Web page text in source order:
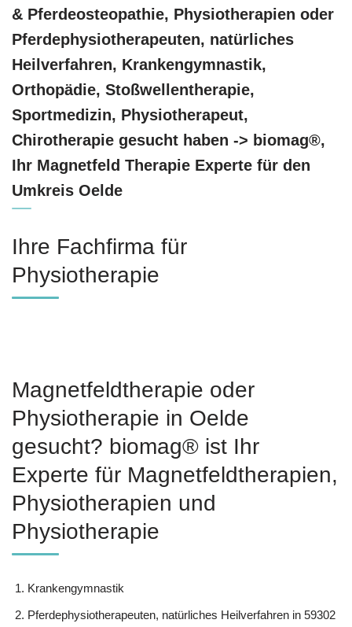
& Pferdeosteopathie, Physiotherapien oder
Pferdephysiotherapeuten, natürliches
Heilverfahren, Krankengymnastik,
Orthopädie, Stoßwellentherapie,
Sportmedizin, Physiotherapeut,
Chirotherapie gesucht haben -> biomag®,
Ihr Magnetfeld Therapie Experte für den
Umkreis Oelde
Ihre Fachfirma für
Physiotherapie
Magnetfeldtherapie oder
Physiotherapie in Oelde
gesucht? biomag® ist Ihr
Experte für Magnetfeldtherapien,
Physiotherapien und
Physiotherapie
Krankengymnastik
Pferdephysiotherapeuten, natürliches Heilverfahren in 59302